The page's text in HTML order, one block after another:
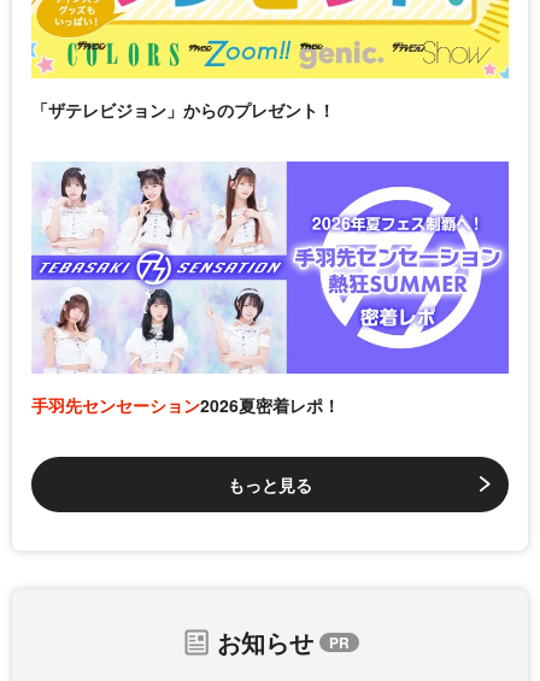
「ザテレビジョン」からのプレゼント！
手羽先センセーション2026夏密着レポ！
もっと見る
お知らせ